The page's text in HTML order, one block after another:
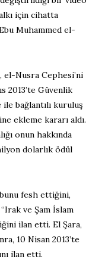
için cihatta
Muhammed el-
el-Nusra Cephesi’ni
2013’te Güvenlik
bağlantılı kuruluş
ekleme kararı aldı.
onun hakkında
dolarlık ödül
fesh ettiğini,
ve Şam İslam
ilan etti. El Şara,
10 Nisan 2013’te
ilan etti.